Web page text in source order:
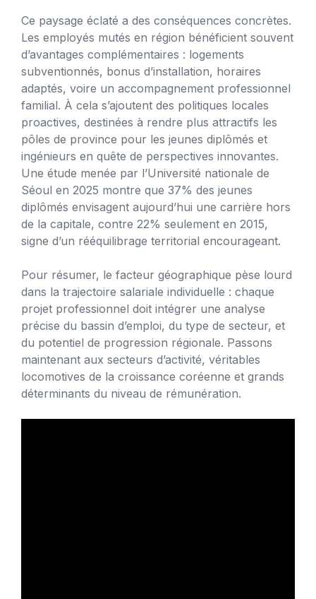
Ce paysage éclaté a des conséquences concrètes.
Les employés mutés en région bénéficient souvent
d’avantages complémentaires : logements
subventionnés, bonus d’installation, horaires
adaptés, voire un accompagnement professionnel
familial. À cela s’ajoutent des politiques locales
proactives, destinées à rendre plus attractifs les
pôles de province pour les jeunes diplômés et
ingénieurs en quête de perspectives innovantes.
Une étude menée par l’Université nationale de
Séoul en 2025 montre que 37% des jeunes
diplômés envisagent aujourd’hui une carrière hors
de la capitale, contre 22% seulement en 2015,
signe d’un rééquilibrage territorial encourageant.
Pour résumer, le facteur géographique pèse lourd
dans la trajectoire salariale individuelle : chaque
projet professionnel doit intégrer une analyse
précise du bassin d’emploi, du type de secteur, et
du potentiel de progression régionale. Passons
maintenant aux secteurs d’activité, véritables
locomotives de la croissance coréenne et grands
déterminants du niveau de rémunération.